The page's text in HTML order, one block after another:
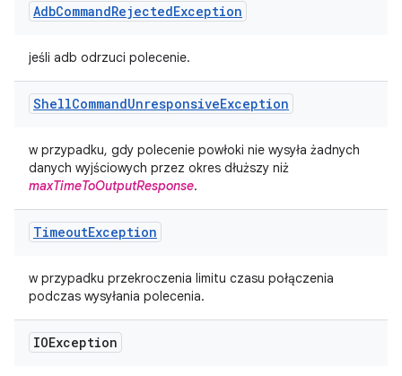
AdbCommandRejectedException
jeśli adb odrzuci polecenie.
ShellCommandUnresponsiveException
w przypadku, gdy polecenie powłoki nie wysyła żadnych
danych wyjściowych przez okres dłuższy niż
maxTimeToOutputResponse.
TimeoutException
w przypadku przekroczenia limitu czasu połączenia
podczas wysyłania polecenia.
IOException